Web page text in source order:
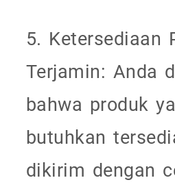
5. Ketersediaan
Terjamin: Anda
bahwa produk
butuhkan
dikirim dengan